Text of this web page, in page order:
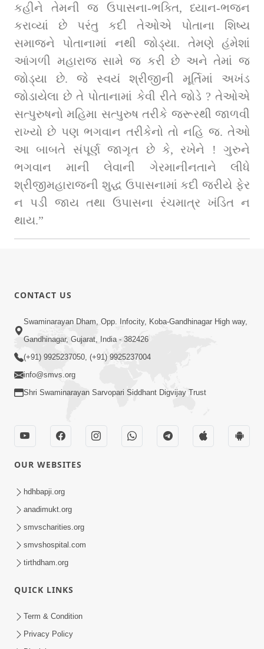
કહીને તેમની જ ઉપાસના-ભક્તિ, ધ્યાન-ભજન
કરાવ્યાં છે પરંતુ કદી તેઓએ પોતાના શિષ્ય
સમાજને પોતાનામાં નથી જોડ્યા. તેમણે હંમેશાં
આંગળી મહારાજ સામે જ કરી છે અને તેમાં જ
જોડ્યા છે. જે સ્વયં શ્રીજીની મૂર્તિમાં અખંડ
જોડાયેલા છે તે પોતાનામાં કેવી રીતે જોડે ? તેઓએ
સત્પુરુષનો મહિમા સત્પુરુષ તરીકે જરૂરથી જાળવી
રાખ્યો છે પણ ભગવાન તરીકેનો તો નહિ જ. તેઓ
આ બાબતે સંપૂર્ણ જાગૃત છે કે, રખેને ! ગુરુને
ભગવાન માની લેવાની ગેરમાનીનતાને લીધે
શ્રીજીમહારાજની શુદ્ધ ઉપાસનામાં કદી જરીયે ફેર
ન પડી જાય તથા ઉપાસના રંચમાત્ર ખંડિત ન
થાય.”
CONTACT US
Swaminarayan Dham, Opp. Infocity, Koba-Gandhinagar High way,
Gandhinagar, Gujarat, India - 382426
(+91) 9925237050, (+91) 9925237004
info@smvs.org
Shri Swaminarayan Sarvopari Siddhant Digvijay Trust
OUR WEBSITES
hdhbapji.org
anadimukt.org
smvscharities.org
smvshospital.com
tirthdham.org
QUICK LINKS
Term & Condition
Privacy Policy